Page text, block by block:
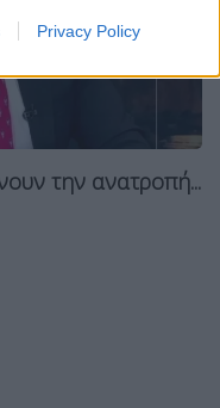
Privacy Policy
την ανατροπή...